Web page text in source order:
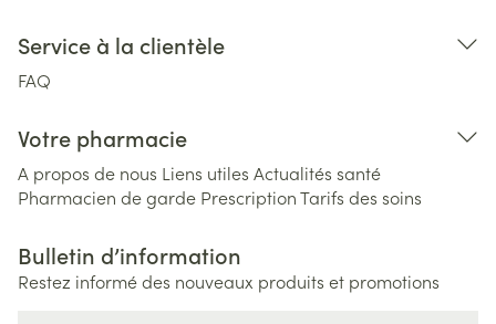
Service à la clientèle
FAQ
Votre pharmacie
A propos de nous Liens utiles Actualités santé
Pharmacien de garde PrescriptionTarifs des soins
Bulletin d’information
Restez informé des nouveaux produits et promotions